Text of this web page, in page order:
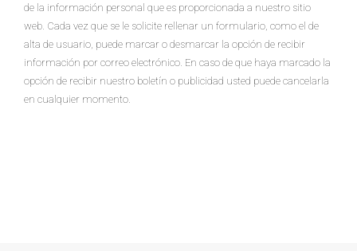
de la información personal que es proporcionada a nuestro sitio
web. Cada vez que se le solicite rellenar un formulario, como el de
alta de usuario, puede marcar o desmarcar la opción de recibir
información por correo electrónico. En caso de que haya marcado la
opción de recibir nuestro boletín o publicidad usted puede cancelarla
en cualquier momento.